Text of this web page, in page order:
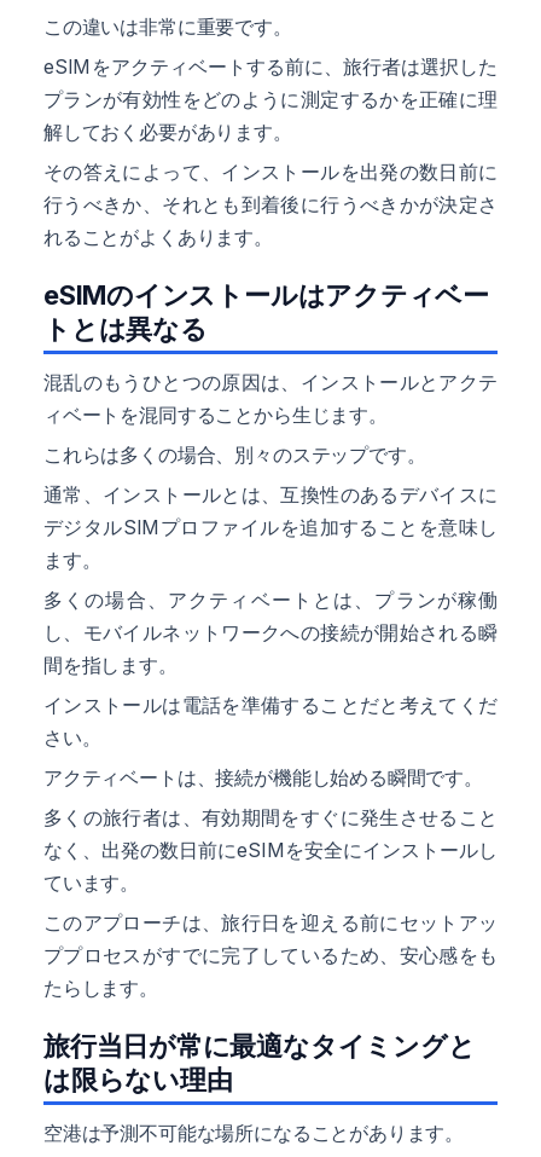
この違いは非常に重要です。
eSIMをアクティベートする前に、旅行者は選択した
プランが有効性をどのように測定するかを正確に理
解しておく必要があります。
その答えによって、インストールを出発の数日前に
行うべきか、それとも到着後に行うべきかが決定さ
れることがよくあります。
eSIMのインストールはアクティベー
トとは異なる
混乱のもうひとつの原因は、インストールとアクテ
ィベートを混同することから生じます。
これらは多くの場合、別々のステップです。
通常、インストールとは、互換性のあるデバイスに
デジタルSIMプロファイルを追加することを意味し
ます。
多くの場合、アクティベートとは、プランが稼働
し、モバイルネットワークへの接続が開始される瞬
間を指します。
インストールは電話を準備することだと考えてくだ
さい。
アクティベートは、接続が機能し始める瞬間です。
多くの旅行者は、有効期間をすぐに発生させること
なく、出発の数日前にeSIMを安全にインストールし
ています。
このアプローチは、旅行日を迎える前にセットアッ
ププロセスがすでに完了しているため、安心感をも
たらします。
旅行当日が常に最適なタイミングと
は限らない理由
空港は予測不可能な場所になることがあります。